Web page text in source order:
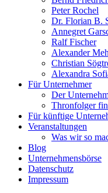
Peter Rochel
Dr. Florian B.
Annegret
Ralf Fischer
Alexander
Christian
Alexandra
Für Unternehmer
Der
Thronfolger
Für künftige
Veranstaltungen
Was wir so
Blog
Unternehmensbörse
Datenschutz
Impressum